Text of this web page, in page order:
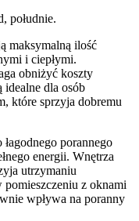
południe.
maksymalną ilość
i ciepłymi.
obniżyć koszty
idealne dla osób
które sprzyja dobremu
porannego
energii. Wnętrza
utrzymaniu
z oknami
wpływa na poranny